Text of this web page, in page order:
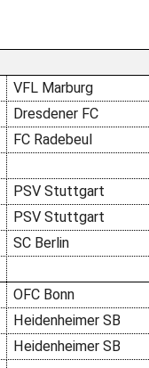
VFL Marburg
Dresdener FC
FC Radebeul
PSV Stuttgart
PSV Stuttgart
SC Berlin
OFC Bonn
Heidenheimer SB
Heidenheimer SB